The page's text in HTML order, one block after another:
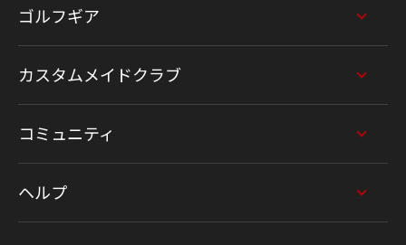
ゴルフギア
カスタムメイドクラブ
コミュニティ
ヘルプ